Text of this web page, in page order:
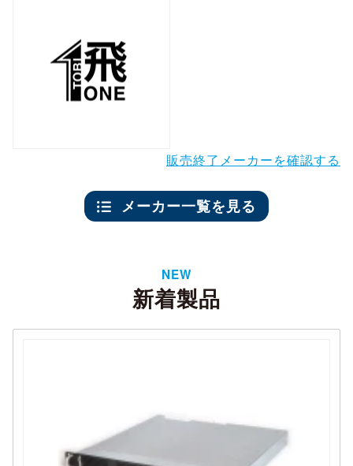
販売終了メーカーを確認する
メーカー一覧を見る
NEW
新着製品